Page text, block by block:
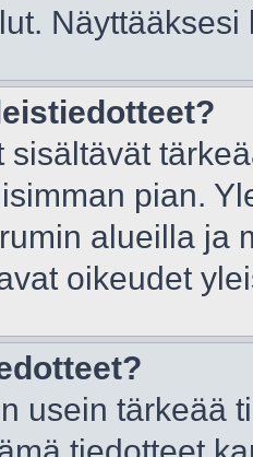
sisältävät
pian.
alueilla ja
oikeudet
usein tärkeää